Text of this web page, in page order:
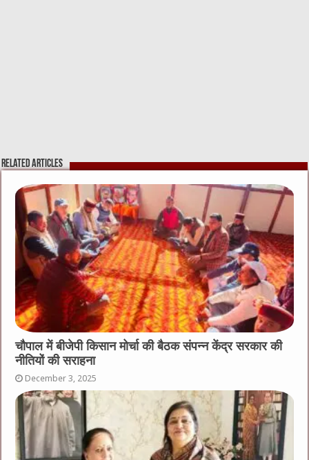
Related Articles
चौपाल में बीजेपी किसान मोर्चा की बैठक संपन्न केंद्र सरकार की
नीतियों की सराहना
December 3, 2025